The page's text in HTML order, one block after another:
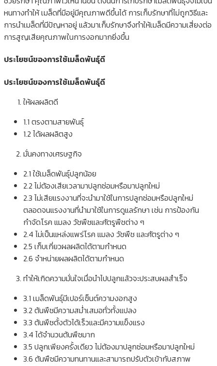
หนทางทำให้ เมล็ดที่มีอยู่มีคุณภาพดีขึ้นได้ การเก็บรักษาที่ไม่ถูกวิธีและ
การนำเมล็ดที่มีปัญหาอยู่ แล้วมาเก็บรักษาจึงทำให้เมล็ดมีความเสี่ยงต่อ
การสูญเสียคุณภาพในการงอกมากยิ่งขึ้น
ประโยชน์ของการใช้เมล็ดพันธุ์ดี
ประโยชน์ของการใช้เมล็ดพันธุ์ดี
ให้ผลผลิตดี
1.1 ตรงตามสายพันธุ์
1.2 ได้ผลผลิตสูง
มั่นคงทางเศรษฐกิจ
2.1 ใช้เมล็ดพันธุ์ปลูกน้อย
2.2 ไม่ต้องเสียเวลามาปลูกซ่อมหรือมาปลูกใหม่
2.3 ไม่เสียแรงงานที่จะนำมาใช้ในการปลูกซ่อมหรือปลูกใหม่
ตลอดจนแรงงานที่นำมาใช้ในการดูแลรักษา เช่น การป้องกัน
กำจัดโรค แมลง วัชพืชและศัตรูพืชต่าง ๆ
2.4 ไม่เป็นแหล่งแพร่โรค แมลง วัชพืช และศัตรูต่าง ๆ
2.5 เก็บเกี่ยวผลผลิตได้ตามกำหนด
2.6 จำหน่ายผลผลิตได้ตามกำหนด
ทำให้เกิดความมั่นใจเมื่อนำไปปลูกแล้วจะประสบผลสำเร็จ
3.1 เมล็ดพันธุ์มีเปอร์เซ็นต์ความงอกสูง
3.2 ต้นพืชมีความสม่ำเสมอทั่วทั้งแปลง
3.3 ต้นพืชตั้งตัวได้เร็วและมีความแข็งแรง
3.4 ได้จำนวนต้นพืชมาก
3.5 ปลูกเพียงครั้งเดียว ไม่ต้องมาปลูกซ่อมหรือมาปลูกใหม่
3.6 ต้นพืชมีความทนทานและสามารถปรับตัวเข้ากับสภาพ